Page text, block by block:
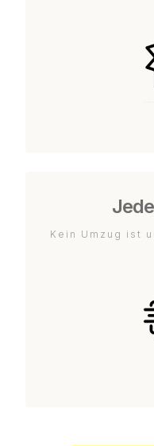
Kein Umzug ist